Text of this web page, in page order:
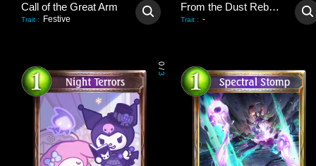
Call of the Great Arm
Trait : Festive
From the Dust Reborn
Trait : -
0
/
3